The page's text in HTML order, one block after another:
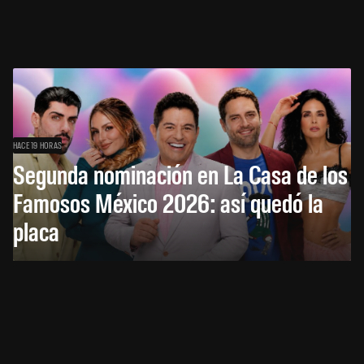
HACE 19 HORAS
Segunda nominación en La Casa de los
Famosos México 2026: así quedó la
placa